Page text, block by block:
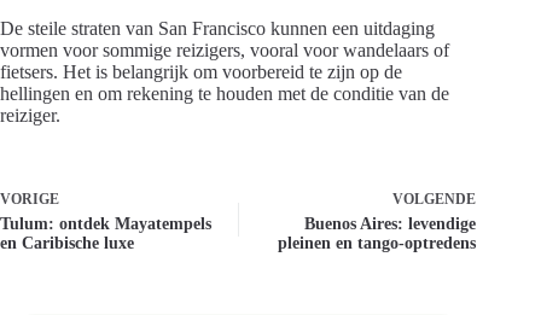
De steile straten van San Francisco kunnen een uitdaging
vormen voor sommige reizigers, vooral voor wandelaars of
fietsers. Het is belangrijk om voorbereid te zijn op de
hellingen en om rekening te houden met de conditie van de
reiziger.
VORIGE
Tulum: ontdek Mayatempels
en Caribische luxe
VOLGENDE
Buenos Aires: levendige
pleinen en tango-optredens